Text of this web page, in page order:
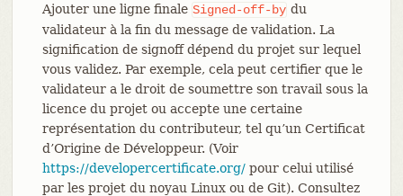
Ajouter une ligne finale Signed-off-by du
validateur à la fin du message de validation. La
signification de signoff dépend du projet sur lequel
vous validez. Par exemple, cela peut certifier que le
validateur a le droit de soumettre son travail sous la
licence du projet ou accepte une certaine
représentation du contributeur, tel qu’un Certificat
d’Origine de Développeur. (Voir
https://developercertificate.org/pour celui utilisé
par les projet du noyau Linux ou de Git). Consultez